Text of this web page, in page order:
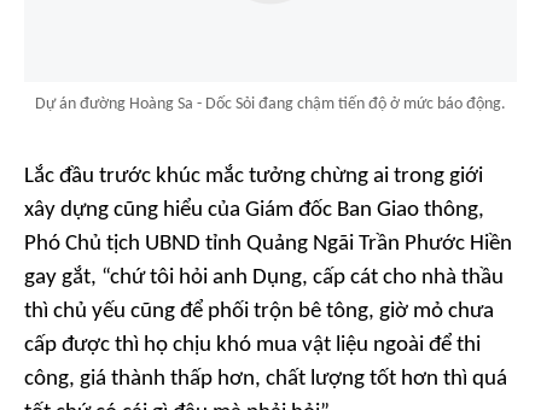
Dự án đường Hoàng Sa - Dốc Sỏi đang chậm tiến độ ở mức báo động.
Lắc đầu trước khúc mắc tưởng chừng ai trong giới
xây dựng cũng hiểu của Giám đốc Ban Giao thông,
Phó Chủ tịch UBND tỉnh Quảng Ngãi Trần Phước Hiền
gay gắt, “chứ tôi hỏi anh Dụng, cấp cát cho nhà thầu
thì chủ yếu cũng để phối trộn bê tông, giờ mỏ chưa
cấp được thì họ chịu khó mua vật liệu ngoài để thi
công, giá thành thấp hơn, chất lượng tốt hơn thì quá